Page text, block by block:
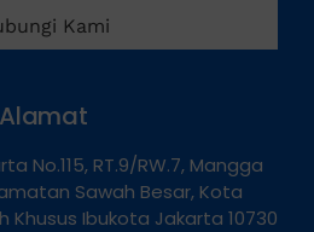
Kami
Alamat
No.115, RT.9/RW.7, Mangga
Sawah Besar, Kota
Khusus Ibukota Jakarta 10730